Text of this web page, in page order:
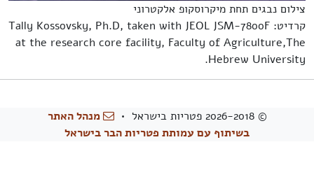
צילום נבגים תחת מיקרוסקופ אלקטרוני
קרדיט: Tally Kossovsky, Ph.D, taken with JEOL JSM-7800F
at the research core facility, Faculty of Agriculture,The
Hebrew University.
© 2026-2018 פטריות בישראל •
מנהל האתר
בשיתוף עם עמותת פטריות הבר בישראל